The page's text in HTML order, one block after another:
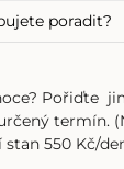
poradit?
Pořiďte
termín.
550 Kč/